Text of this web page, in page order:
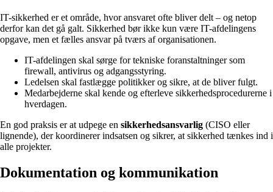
IT-sikkerhed er et område, hvor ansvaret ofte bliver delt – og netop
derfor kan det gå galt. Sikkerhed bør ikke kun være IT-afdelingens
opgave, men et fælles ansvar på tværs af organisationen.
IT-afdelingen skal sørge for tekniske foranstaltninger som
firewall, antivirus og adgangsstyring.
Ledelsen skal fastlægge politikker og sikre, at de bliver fulgt.
Medarbejderne skal kende og efterleve sikkerhedsprocedurerne i
hverdagen.
En god praksis er at udpege en sikkerhedsansvarlig (CISO eller
lignende), der koordinerer indsatsen og sikrer, at sikkerhed tænkes ind i
alle projekter.
Dokumentation og kommunikation